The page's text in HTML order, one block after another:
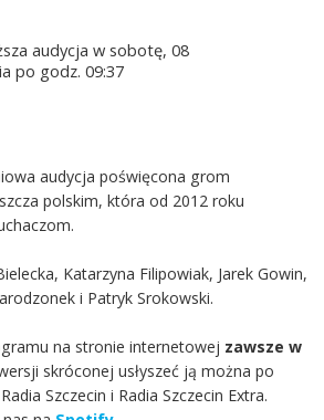
audycja w sobotę, 08
po godz. 09:37
audycja poświęcona grom
polskim, która od 2012 roku
Katarzyna Filipowiak, Jarek Gowin,
i Patryk Srokowski.
na stronie internetowej zawsze w
skróconej usłyszeć ją można po
Szczecin i Radia Szczecin Extra.